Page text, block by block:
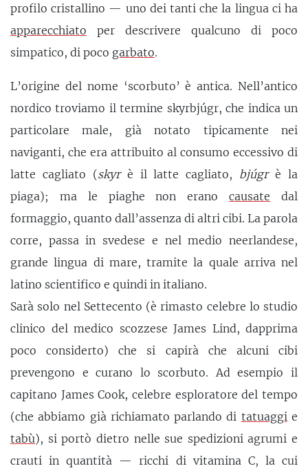
profilo cristallino — uno dei tanti che la lingua ci ha
apparecchiato per descrivere qualcuno di poco
simpatico, di poco garbato.
L’origine del nome ‘scorbuto’ è antica. Nell’antico
nordico troviamo il termine skyrbjúgr, che indica un
particolare male, già notato tipicamente nei
naviganti, che era attribuito al consumo eccessivo di
latte cagliato (skyrè il latte cagliato, bjúgrè la
piaga); ma le piaghe non eranocausate dal
formaggio, quanto dall’assenza di altri cibi. La parola
corre, passa in svedese e nel medio neerlandese,
grande lingua di mare, tramite la quale arriva nel
latino scientifico e quindi in italiano.
Sarà solo nel Settecento (è rimasto celebre lo studio
clinico del medico scozzese James Lind, dapprima
poco considerto) che si capirà che alcuni cibi
prevengono e curano lo scorbuto. Ad esempio il
capitano James Cook, celebre esploratore del tempo
(che abbiamo già richiamato parlando di tatuaggie
tabù), si portò dietro nelle sue spedizioni agrumi e
crauti in quantità — ricchi di vitamina C, la cui